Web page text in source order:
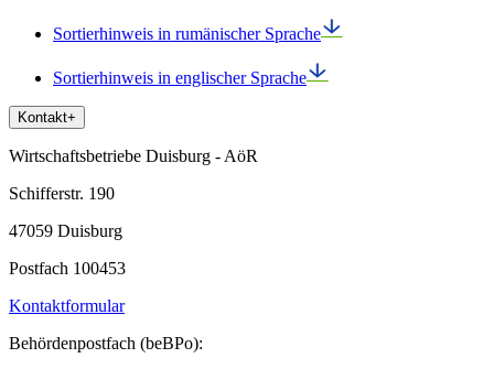
Sortierhinweis in rumänischer Sprache
Sortierhinweis in englischer Sprache
Kontakt+
Wirtschaftsbetriebe Duisburg - AöR
Schifferstr. 190
47059 Duisburg
Postfach 100453
Kontaktformular
Behördenpostfach (beBPo):